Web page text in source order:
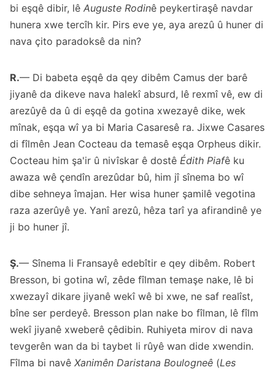
bi eşqê dibir, lê Auguste Rodinê peykertiraşê navdar
hunera xwe tercîh kir. Pirs eve ye, aya arezû û huner di
nava çito paradoksê da nin?
R.— Di babeta eşqê da qey dibêm Camus der barê
jiyanê da dikeve nava halekî absurd, lê rexmî vê, ew di
arezûyê da û di eşqê da gotina xwezayê dike, wek
mînak, eşqa wî ya bi Maria Casaresê ra. Jixwe Casares
di fîlmên Jean Cocteau da temasê eşqa Orpheus dikir.
Cocteau him şa'ir û nivîskar ê dostê Édith Piafê ku
awaza wê çendîn arezûdar bû, him jî sînema bo wî
dibe sehneya îmajan. Her wisa huner şamilê vegotina
raza azerûyê ye. Yanî arezû, hêza tarî ya afirandinê ye
ji bo huner jî.
Ş.— Sînema li Fransayê edebîtir e qey dibêm. Robert
Bresson, bi gotina wî, zêde fîlman temaşe nake, lê bi
xwezayî dikare jiyanê wekî wê bi xwe, ne saf realîst,
bîne ser perdeyê. Bresson plan nake bo fîlman, lê fîlm
wekî jiyanê xweberê çêdibin. Ruhiyeta mirov di nava
tevgerên wan da bi taybet li rûyê wan dide xwendin.
Fîlma bi navê Xanimên Daristana Boulogneê (Les